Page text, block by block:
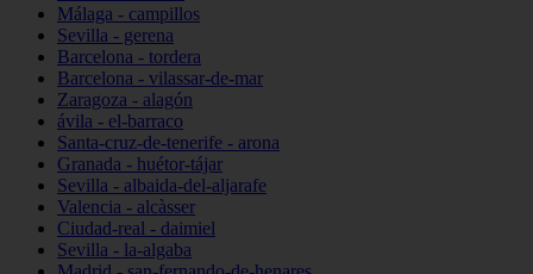
Málaga - campillos
Sevilla - gerena
Barcelona - tordera
Barcelona - vilassar-de-mar
Zaragoza - alagón
ávila - el-barraco
Santa-cruz-de-tenerife - arona
Granada - huétor-tájar
Sevilla - albaida-del-aljarafe
Valencia - alcàsser
Ciudad-real - daimiel
Sevilla - la-algaba